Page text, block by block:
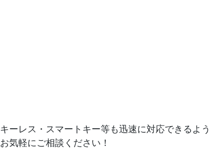
キーレス・スマートキー等も迅速に対応できるよ
お気軽にご相談ください！